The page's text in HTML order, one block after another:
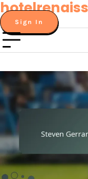
Skip
to
content
Sign In